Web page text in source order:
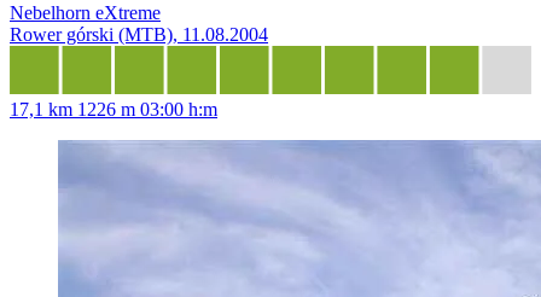
Nebelhorn eXtreme
Rower górski (MTB), 11.08.2004
17,1 km 1226 m 03:00 h:m